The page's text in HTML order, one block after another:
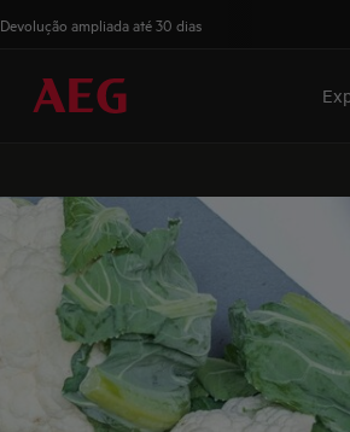
Devolução ampliada até 30 dias